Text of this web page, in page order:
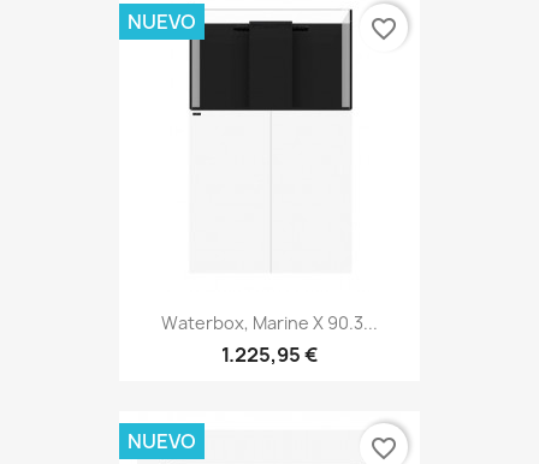
Waterbox, Marine X 90.3...
1.225,95 €
NUEVO favorite_border
NUEVO favorite_border